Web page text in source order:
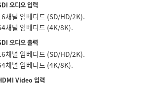
오디오 입력
채널 임베디드 (SD/HD/2K).
채널 임베디드 (4K/8K).
오디오 출력
채널 임베디드 (SD/HD/2K).
채널 임베디드 (4K/8K).
Video 입력